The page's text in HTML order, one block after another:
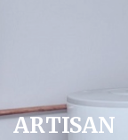
ARTISAN